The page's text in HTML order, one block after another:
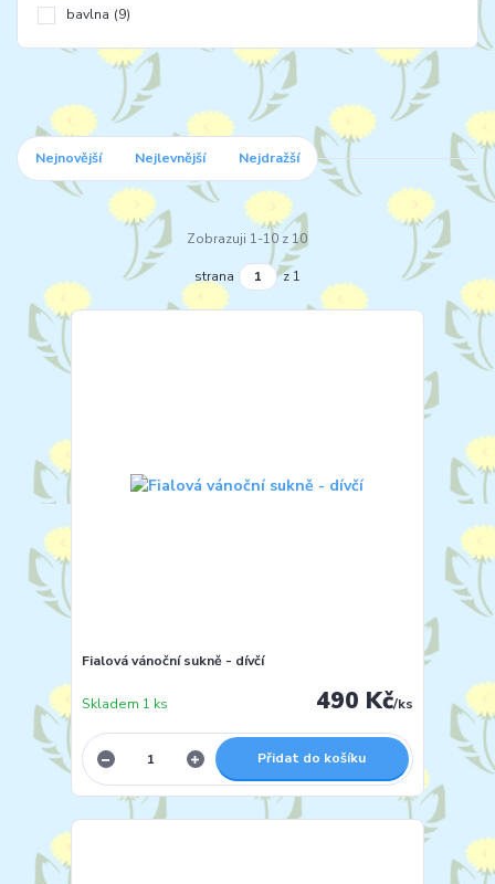
bavlna (9)
Nejnovější Nejlevnější Nejdražší
Zobrazuji 1-10 z 10
strana z 1
Fialová vánoční sukně - dívčí
490 Kč/ks
Skladem 1 ks
Přidat do košíku